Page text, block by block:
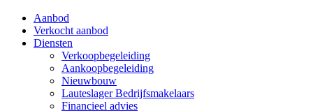
Aanbod
Verkocht aanbod
Diensten
Verkoopbegeleiding
Aankoopbegeleiding
Nieuwbouw
Lauteslager Bedrijfsmakelaars
Financieel advies